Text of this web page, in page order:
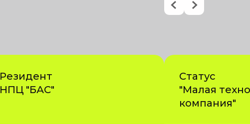
Резидент
НПЦ "БАС"
Статус
"Малая
компания"